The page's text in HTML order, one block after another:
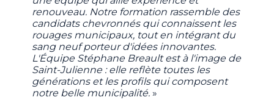
renouveau. Notre formation rassemble des
candidats chevronnés qui connaissent les
rouages municipaux, tout en intégrant du
sang neuf porteur d'idées innovantes.
L'Équipe Stéphane Breault est à l'image de
Saint-Julienne : elle reflète toutes les
générations et les profils qui composent
notre belle municipalité. »